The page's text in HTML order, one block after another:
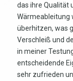
das ihre Qualität
Wärmeableitung
überhitzen, was
Verschleiß und
in meiner
entscheidende
sehr zufrieden